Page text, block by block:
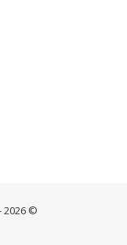
2026 ©